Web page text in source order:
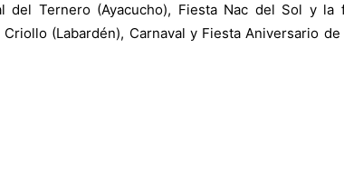
del Ternero (Ayacucho), Fiesta Nac del Sol y la
(Labardén), Carnaval y Fiesta Aniversario de